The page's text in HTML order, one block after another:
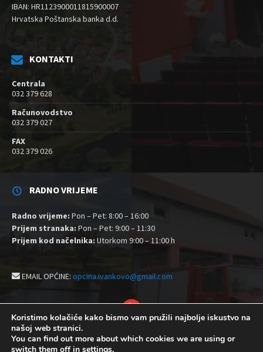
IBAN: HR1123900011815900007
Hrvatska Poštanska banka d.d.
KONTAKTI
Centrala
032 379 628
Računovodstvo
032 379 027
FAX
032 379 026
RADNO VRIJEME
Radno vrijeme: Pon – Pet: 8:00 – 16:00
Prijem stranaka: Pon – Pet: 9:00 – 11:30
Prijem kod načelnika: Utorkom 9:00 – 11:00 h
EMAIL OPĆINE: opcina.ivankovo@gmail.com
YouTube
Izjava o pristupačnosti
Postavke kolačića
Koristimo kolačiće kako bismo vam pružili najbolje iskustvo na
našoj web stranici.
You can find out more about which cookies we are using or
switch them off in settings.